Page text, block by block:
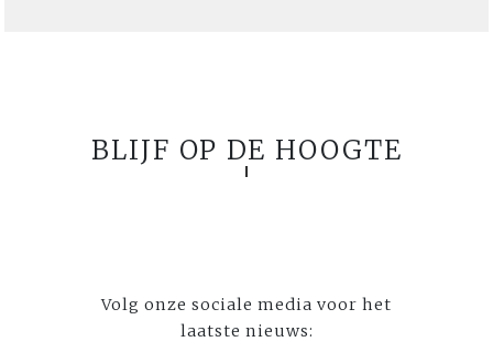
BLIJF OP DE HOOGTE
Volg onze sociale media voor het
laatste nieuws: